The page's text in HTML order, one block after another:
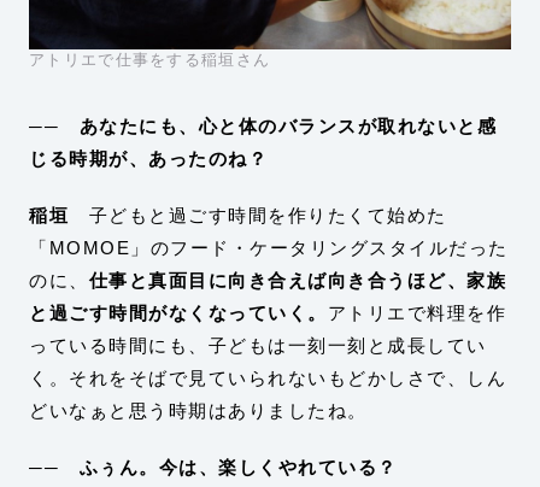
アトリエで仕事をする稲垣さん
── あなたにも、心と体のバランスが取れないと感
じる時期が、あったのね？
稲垣 子どもと過ごす時間を作りたくて始めた
「MOMOE」のフード・ケータリングスタイルだった
のに、 仕事と真面目に向き合えば向き合うほど、家族
と過ごす時間がなくなっていく。 アトリエで料理を作
っている時間にも、子どもは一刻一刻と成長してい
く。それをそばで見ていられないもどかしさで、しん
どいなぁと思う時期はありましたね。
── ふぅん。今は、楽しくやれている？